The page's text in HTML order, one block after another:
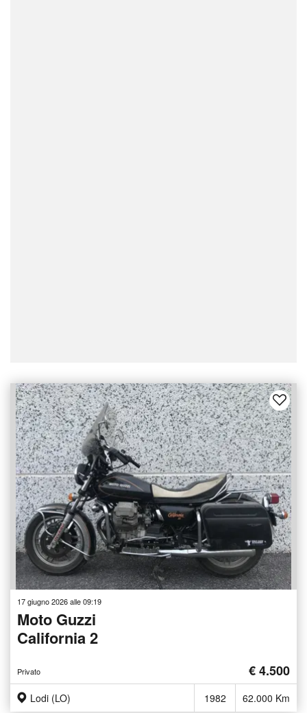
17 giugno 2026 alle 09:19
Moto Guzzi
California 2
Privato € 4.500
Lodi (LO) 1982 62.000 Km